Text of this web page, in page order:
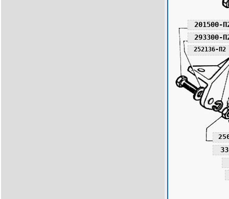
201500-
252136-П2
293300-